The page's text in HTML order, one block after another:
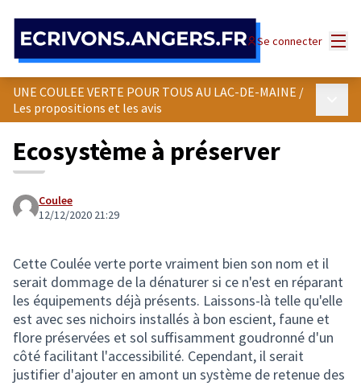
Se connecter
UNE COULEE VERTE POUR TOUS AU LAC-DE-MAINE /
Les propositions et les avis
Ecosystème à préserver
Coulee
12/12/2020 21:29
Cette Coulée verte porte vraiment bien son nom et il
serait dommage de la dénaturer si ce n'est en réparant
les équipements déjà présents. Laissons-là telle qu'elle
est avec ses nichoirs installés à bon escient, faune et
flore préservées et sol suffisamment goudronné d'un
côté facilitant l'accessibilité. Cependant, il serait
justifier d'ajouter en amont un système de retenue des